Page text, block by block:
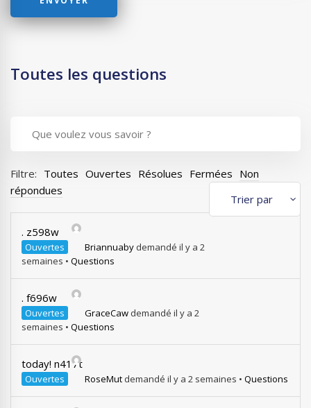
Toutes les questions
Filtre: Toutes Ouvertes Résolues Fermées Non
répondues
. z598w
Ouvertes Briannuaby demandé il y a 2
semaines • Questions
. f696w
Ouvertes GraceCaw demandé il y a 2
semaines • Questions
today! n417t
Ouvertes RoseMut demandé il y a 2 semaines • Questions